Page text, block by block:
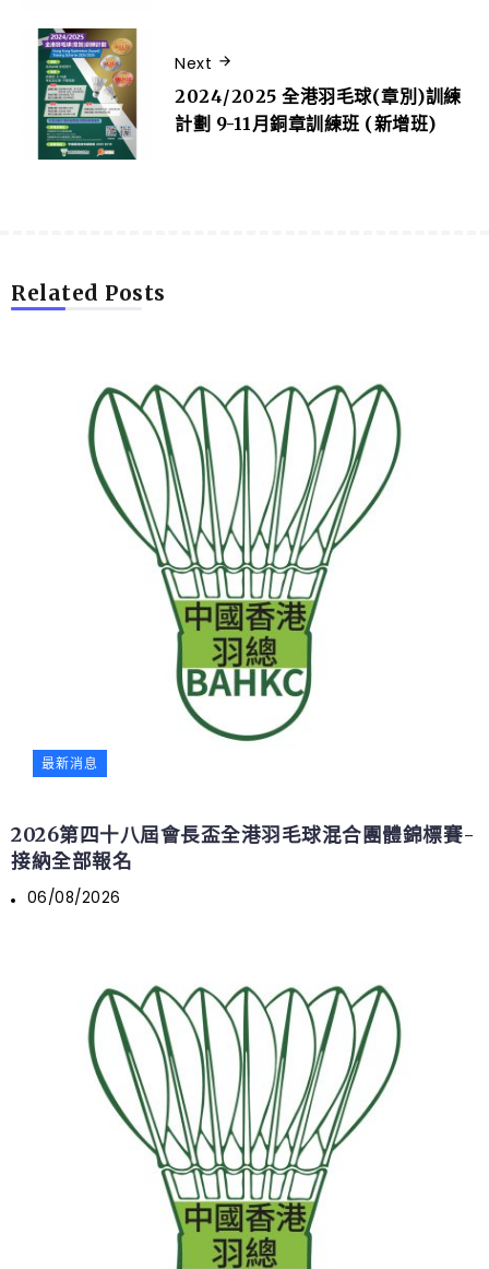
Next
2024/2025 全港羽毛球(章別)訓練
計劃 9-11月銅章訓練班 (新增班)
Related Posts
最新消息
2026第四十八屆會長盃全港羽毛球混合團體錦標賽-
接納全部報名
06/08/2026